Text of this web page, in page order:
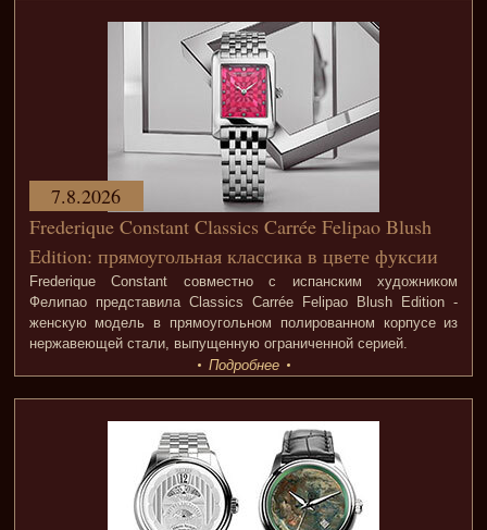
Frederique Constant Classics Carrée Felipao Blush
Edition: прямоугольная классика в цвете фуксии
Frederique Constant совместно с испанским художником
Фелипао представила Classics Carrée Felipao Blush Edition -
женскую модель в прямоугольном полированном корпусе из
нержавеющей стали, выпущенную ограниченной серией.
7.8.2026
Подробнее